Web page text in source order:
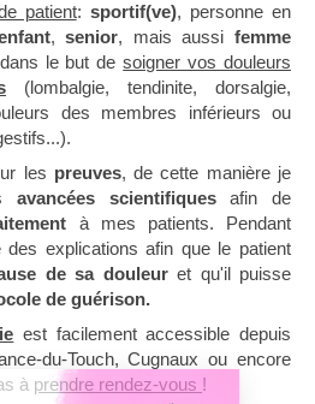
patient: sportif(ve), personne en
,senior, mais aussifemme
le but desoigner vos douleurs
(lombalgie, tendinite, dorsalgie,
des membres inférieurs ou
les preuves, de cette manière je
avancées scientifiquesafin de
à mes patients. Pendant
explications afin que le patient
de sa douleuret qu'il puisse
de guérison.
est facilement accessible depuis
du-Touch, Cugnaux ou encore
à prendre rendez-vous !